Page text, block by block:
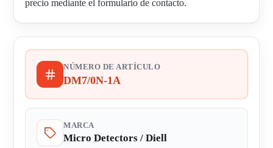
precio mediante el formulario de contacto.
NÚMERO DE ARTÍCULO
DM7/0N-1A
MARCA
Micro Detectors / Diell